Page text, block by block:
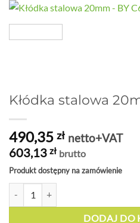
Kłódka stalowa
490,35 zł netto+VAT
603,13 zł brutto
Produkt dostępny na zamówienie
DODAJ DO